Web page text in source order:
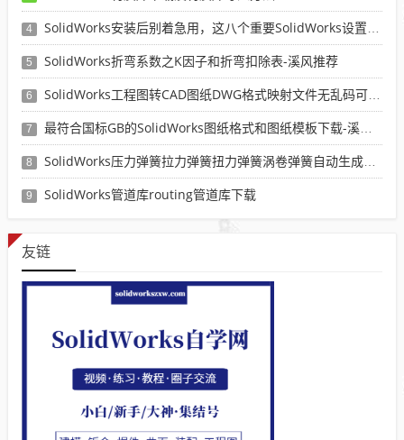
4 SolidWorks安装后别着急用，这八个重要SolidWorks设置可以提高你的画图效率
5 SolidWorks折弯系数之K因子和折弯扣除表-溪风推荐
6 SolidWorks工程图转CAD图纸DWG格式映射文件无乱码可分层-溪风亲测推荐
7 最符合国标GB的SolidWorks图纸格式和图纸模板下载-溪风专用版
8 SolidWorks压力弹簧拉力弹簧扭力弹簧涡卷弹簧自动生成宏程序下载
9 SolidWorks管道库routing管道库下载
友链